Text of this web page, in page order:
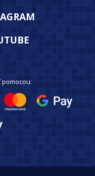
pomocou: